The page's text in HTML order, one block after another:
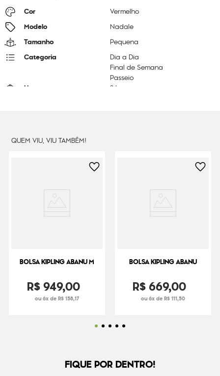
Cor Vermelho
Modelo Nadale
Tamanho Pequena
Categoria
Dia a Dia
Final de Semana
Passeio
Litragem 3 L
QUEM VIU, VIU TAMBÉM!
BOLSA KIPLING ABANU M
R$949,00
ou 6x de R$ 158,17
BOLSA KIPLING ABANU
R$669,00
ou 6x de R$ 111,50
FIQUE POR DENTRO!